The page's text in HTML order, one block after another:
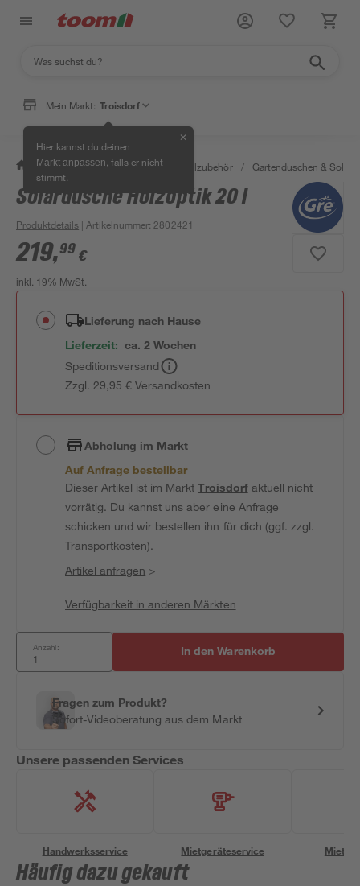
Mein Markt: Troisdorf
Hier kannst du deinen
Markt anpassen , falls er nicht
stimmt.
✕
/ Garten & Freizeit / Pools & Poolzubehör / Gartenduschen &
Solardusche Holzoptik 20 l
Produktdetails | Artikelnummer: 2802421
219,99 €
inkl. 19% MwSt.
Lieferung nach Hause
Lieferzeit: ca. 2 Wochen
Speditionsversand
Zzgl. 29,95 € Versandkosten
Abholung im Markt
Auf Anfrage bestellbar
Dieser Artikel ist im MarktTroisdorfaktuell nicht
vorrätig. Du kannst uns aber eine Anfrage
schicken und wir bestellen ihn für dich (ggf. zzgl.
Transportkosten).
Artikel anfragen >
Verfügbarkeit in anderen Märkten
Anzahl: In den Warenkorb
Fragen zum Produkt?
Sofort-Videoberatung aus dem Markt
Unsere passenden Services
Handwerksservice Mietgeräteservice
Häufig dazu gekauft